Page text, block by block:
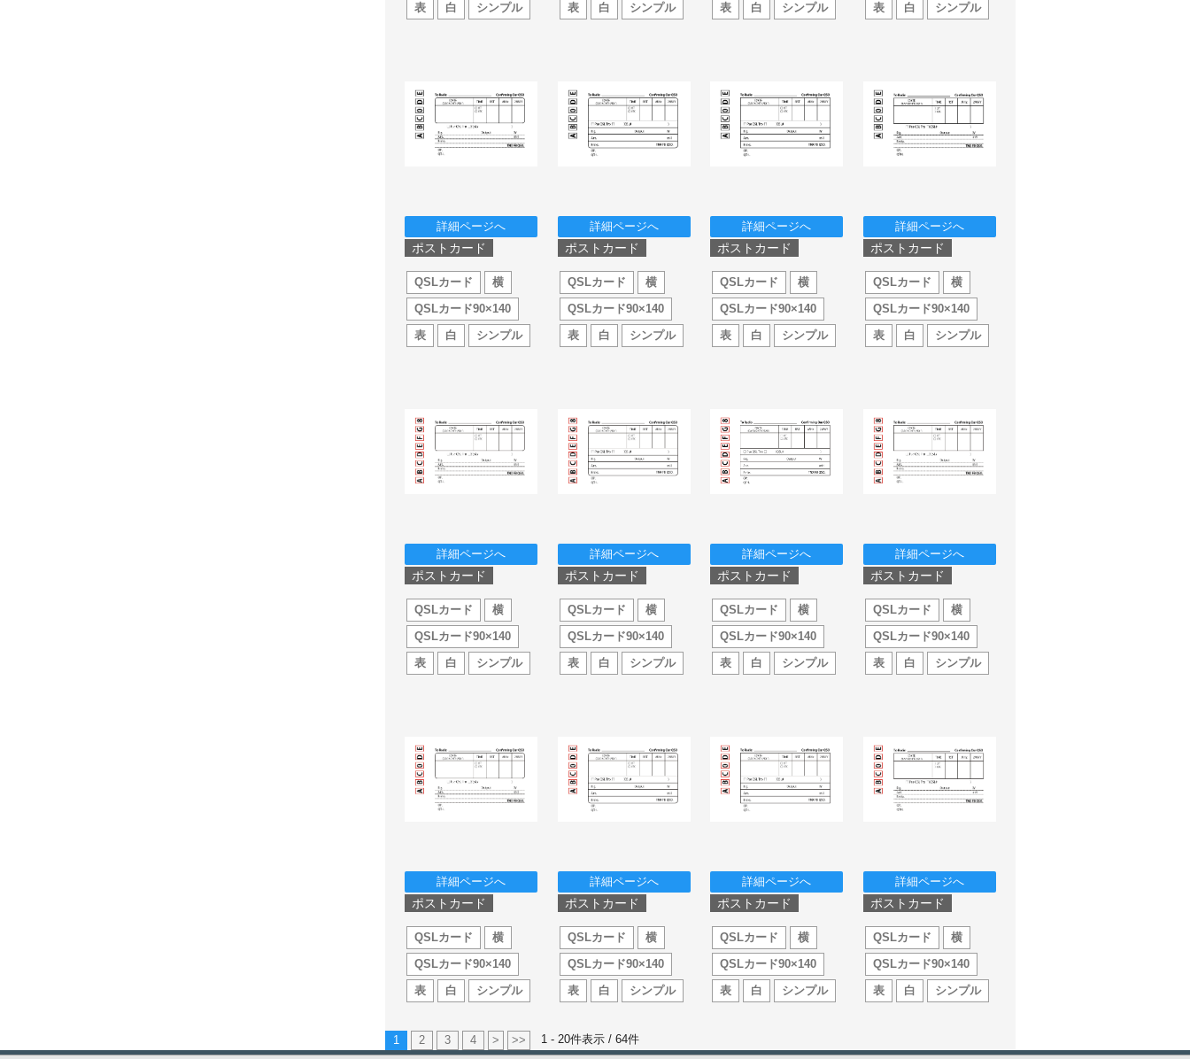
表
白 シンプル
表
白 シンプル
表
白 シンプル
表
白 シンプル
詳細ページへ
ポストカード
QSLカード
横
QSLカード90×140
表
白 シンプル
詳細ページへ
ポストカード
QSLカード
横
QSLカード90×140
表
白 シンプル
詳細ページへ
ポストカード
QSLカード
横
QSLカード90×140
表
白 シンプル
詳細ページへ
ポストカード
QSLカード
横
QSLカード90×140
表
白 シンプル
詳細ページへ
ポストカード
QSLカード
横
QSLカード90×140
表
白 シンプル
詳細ページへ
ポストカード
QSLカード
横
QSLカード90×140
表
白 シンプル
詳細ページへ
ポストカード
QSLカード
横
QSLカード90×140
表
白 シンプル
詳細ページへ
ポストカード
QSLカード
横
QSLカード90×140
表
白 シンプル
詳細ページへ
ポストカード
QSLカード
横
QSLカード90×140
表
白 シンプル
詳細ページへ
ポストカード
QSLカード
横
QSLカード90×140
表
白 シンプル
詳細ページへ
ポストカード
QSLカード
横
QSLカード90×140
表
白 シンプル
詳細ページへ
ポストカード
QSLカード
横
QSLカード90×140
表
白 シンプル
1 2 3 4 > >> 1 - 20件表示 / 64件